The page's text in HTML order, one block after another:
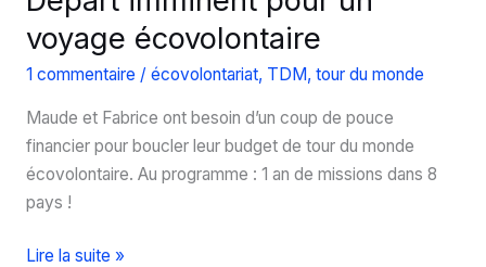
voyage écovolontaire
1 commentaire / écovolontariat, TDM, tour du monde
Maude et Fabrice ont besoin d’un coup de pouce
financier pour boucler leur budget de tour du monde
écovolontaire. Au programme : 1 an de missions dans 8
pays !
Départ
Lire la suite »